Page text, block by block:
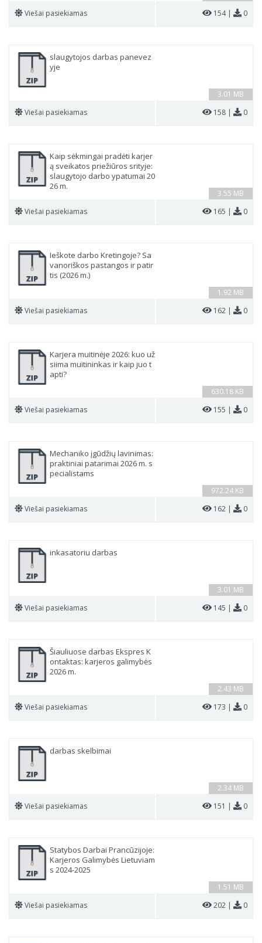
Viešai pasiekiamas 154 | 0
3.01 MB
slaugytojos darbas panevez
yje
Viešai pasiekiamas 158 | 0
3.55 MB
Kaip sėkmingai pradėti karjer
ą sveikatos priežiūros srityje:
slaugytojo darbo ypatumai 20
26 m.
Viešai pasiekiamas 165 | 0
1.92 MB
Ieškote darbo Kretingoje? Sa
vanoriškos pastangos ir patir
tis (2026 m.)
Viešai pasiekiamas 162 | 0
630.18 KB
Karjera muitinėje 2026: kuo už
siima muitininkas ir kaip juo t
apti?
Viešai pasiekiamas 155 | 0
972.24 KB
Mechaniko įgūdžių lavinimas:
praktiniai patarimai 2026 m. s
pecialistams
Viešai pasiekiamas 162 | 0
3.01 MB
inkasatoriu darbas
Viešai pasiekiamas 145 | 0
2.43 MB
Šiauliuose darbas Ekspres K
ontaktas: karjeros galimybės
2026 m.
Viešai pasiekiamas 173 | 0
2.34 MB
darbas skelbimai
Viešai pasiekiamas 151 | 0
1.51 MB
Statybos Darbai Prancūzijoje:
Karjeros Galimybės Lietuviam
s 2024-2025
Viešai pasiekiamas 202 | 0